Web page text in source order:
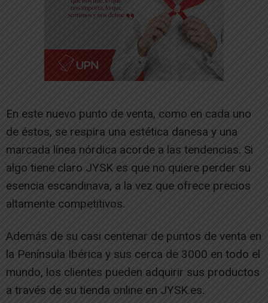
En este nuevo punto de venta, como en cada uno
de éstos, se respira una estética danesa y una
marcada línea nórdica acorde a las tendencias. Si
algo tiene claro JYSK es que no quiere perder su
esencia escandinava, a la vez que ofrece precios
altamente competitivos.
Además de su casi centenar de puntos de venta en
la Península Ibérica y sus cerca de 3000 en todo el
mundo, los clientes pueden adquirir sus productos
a través de su tienda online en JYSK.es.